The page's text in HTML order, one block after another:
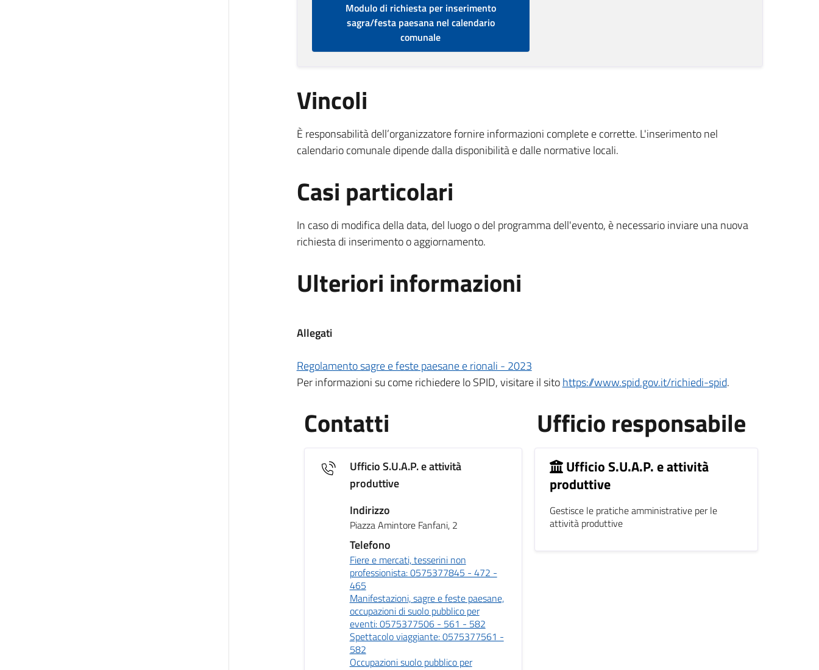
Modulo di richiesta per inserimento
sagra/festa paesana nel calendario
comunale
Vincoli
È responsabilità dell’organizzatore fornire informazioni complete e corrette. L'inserimento nel
calendario comunale dipende dalla disponibilità e dalle normative locali.
Casi particolari
In caso di modifica della data, del luogo o del programma dell'evento, è necessario inviare una nuova
richiesta di inserimento o aggiornamento.
Ulteriori informazioni
Allegati
Regolamento sagre e feste paesane e rionali - 2023
Per informazioni su come richiedere lo SPID, visitare il sitohttps://www.spid.gov.it/richiedi-spid.
Contatti
Ufficio S.U.A.P. e attività
produttive
Indirizzo
Piazza Amintore Fanfani, 2
Telefono
Fiere e mercati, tesserini non
professionista: 0575377845 - 472 -
465
Manifestazioni, sagre e feste paesane,
occupazioni di suolo pubblico per
eventi: 0575377506 - 561 - 582
Spettacolo viaggiante: 0575377561 -
582
Occupazioni suolo pubblico per
Ufficio responsabile
Ufficio S.U.A.P. e attività
produttive
Gestisce le pratiche amministrative per le
attività produttive